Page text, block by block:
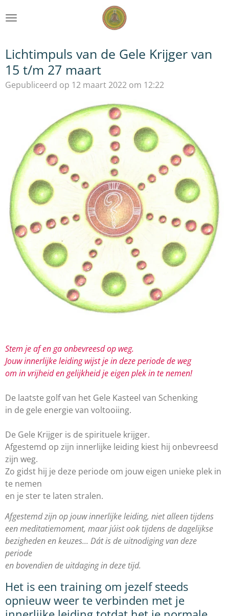
direct
hoofdinhoud
Lichtimpuls van de Gele Krijger van
15 t/m 27 maart
Gepubliceerd op 12 maart 2022 om 12:22
Stem je af en ga onbevreesd op weg.
Jouw innerlijke leidingwijst je in dezeperiode de weg
om in vrijheid en gelijkheidje eigen plek in te nemen!
De laatste golf van het Gele Kasteel van Schenking
in de gele energie van voltooiing.
De Gele Krijger is de spirituele krijger.
Afgestemd op zijn innerlijke leiding kiest hij onbevreesd
zijn weg.
Zo gidst hij je deze periode om jouw eigen unieke plek in
te nemen
en je ster te laten stralen.
Afgestemd zijn op jouw innerlijke leiding, niet alleen tijdens
een meditatiemoment, maar júist ook tijdens de dagelijkse
bezigheden en keuzes... Dát is de uitnodiging van deze
periode
en bovendien de uitdaging in deze tijd.
Het is een training om jezelf steeds
opnieuw weer te verbinden met je